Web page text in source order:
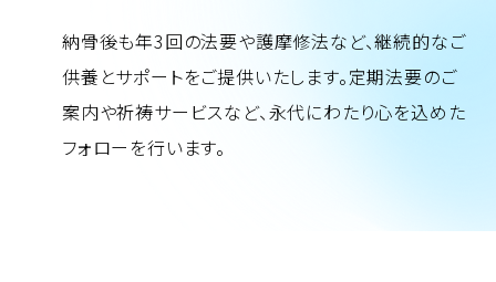
納骨後も年3回の法要や護摩修法など、継続的なご
供養とサポートをご提供いたします。定期法要のご
案内や祈祷サービスなど、永代にわたり心を込めた
フォローを行います。